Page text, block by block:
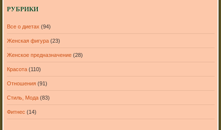
РУБРИКИ
Все о диетах (94)
Женская фигура(23)
Женское предназначение(28)
Красота(110)
Отношения(91)
Стиль, Мода(83)
Фитнес (14)